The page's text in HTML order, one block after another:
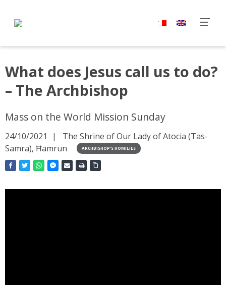
What does Jesus call us to do?
– The Archbishop
Mass on the World Mission Sunday
24/10/2021
The Shrine of Our Lady of Atocia (Tas-
Samra), Ħamrun
ARCHBISHOP'S HOMILIES